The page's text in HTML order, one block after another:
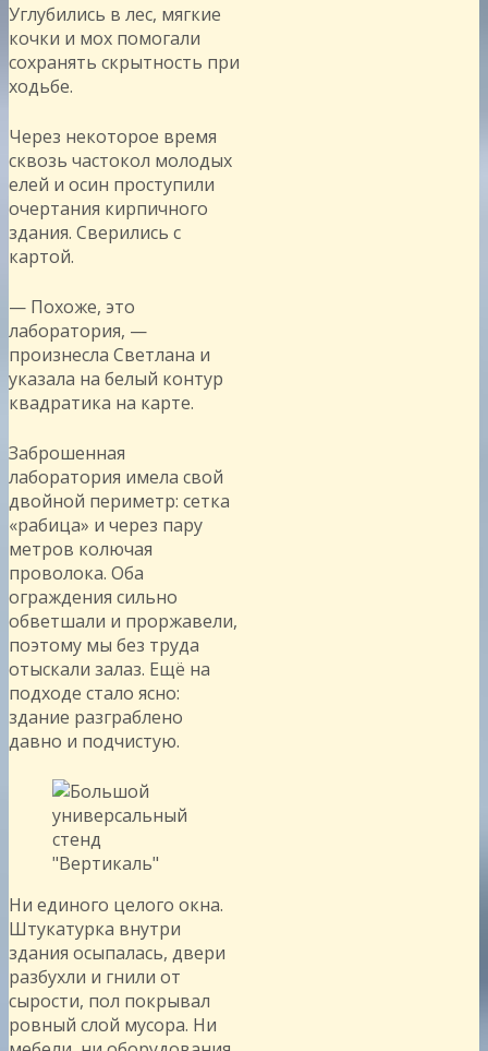
Углубились в лес, мягкие
кочки и мох помогали
сохранять скрытность при
ходьбе.
Через некоторое время
сквозь частокол молодых
елей и осин проступили
очертания кирпичного
здания. Сверились с
картой.
— Похоже, это
лаборатория, —
произнесла Светлана и
указала на белый контур
квадратика на карте.
Заброшенная
лаборатория имела свой
двойной периметр: сетка
«рабица» и через пару
метров колючая
проволока. Оба
ограждения сильно
обветшали и проржавели,
поэтому мы без труда
отыскали залаз. Ещё на
подходе стало ясно:
здание разграблено
давно и подчистую.
Ни единого целого окна.
Штукатурка внутри
здания осыпалась, двери
разбухли и гнили от
сырости, пол покрывал
ровный слой мусора. Ни